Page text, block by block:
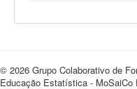
© 2026 Grupo Colaborativo de
Educação Estatística - MoSaiCo